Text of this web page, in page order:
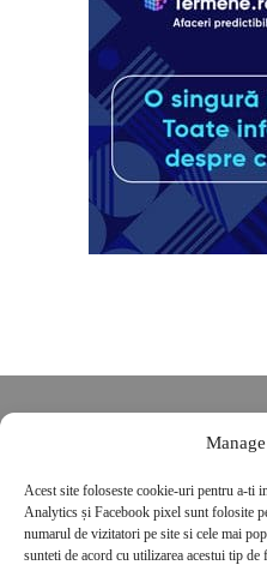
Acest site foloseste cookie-uri pentru a-ti
Analytics și Facebook pixel sunt folosite
numarul de vizitatori pe site si cele mai
sunteti de acord cu utilizarea acestui tip
POLITICĂ DE
Politica de cookies